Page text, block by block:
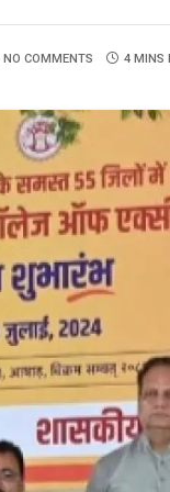
NO COMMENTS 4 MINS